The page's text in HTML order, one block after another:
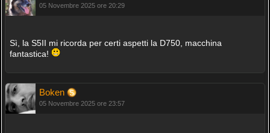
05 Novembre 2025 ore 20:29
Sì, la S5II mi ricorda per certi aspetti la D750, macchina
fantastica!
Boken
05 Novembre 2025 ore 23:57